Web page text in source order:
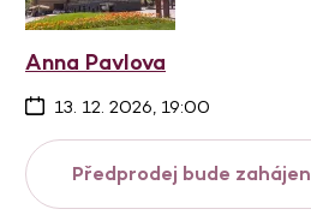
Anna Pavlova
13. 12. 2026, 19:00
Předprodej bude zahájen